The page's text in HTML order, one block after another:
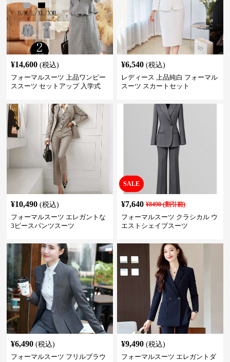
¥14,600 (税込)
フォーマルスーツ 上品ワンピー
ススーツ セットアップ 入学式
¥6,540 (税込)
レディース 上品純白 フォーマル
スーツ スカートセット
¥10,490 (税込)
フォーマルスーツ エレガントな
3ピースパンツスーツ
SALE
¥7,640 ¥8490(割引前)
フォーマルスーツ クラシカル ウ
エストシェイプスーツ
¥6,490 (税込)
フォーマルスーツ フリルブラウ
¥9,490 (税込)
フォーマルスーツ エレガントダ